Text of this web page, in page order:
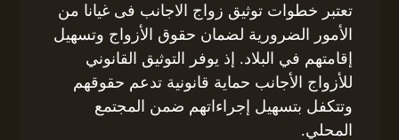
تعتبر خطوات توثيق زواج الاجانب فى غيانا من
الأمور الضرورية لضمان حقوق الأزواج وتسهيل
إقامتهم في البلاد. إذ يوفر التوثيق القانوني
للأزواج الأجانب حماية قانونية تدعم حقوقهم
وتتكفل بتسهيل إجراءاتهم ضمن المجتمع
المحلي.